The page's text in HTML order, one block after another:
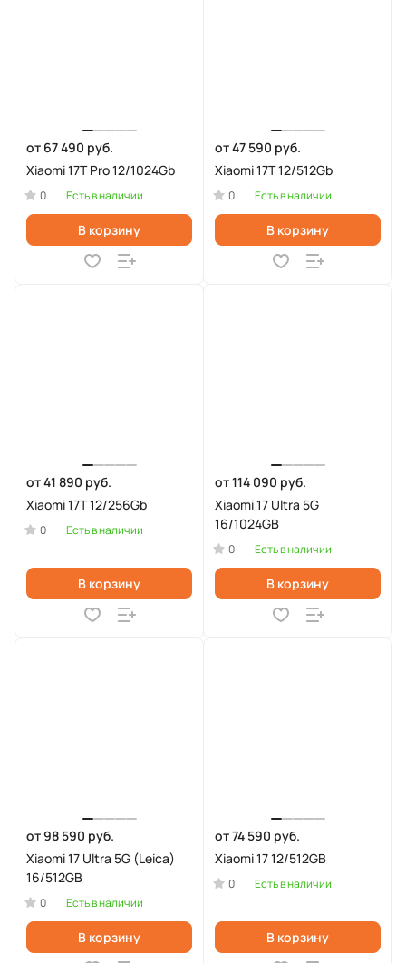
от 67 490 руб.
Xiaomi 17T Pro 12/1024Gb
0 Есть в наличии
В корзину
от 47 590 руб.
Xiaomi 17T 12/512Gb
0 Есть в наличии
В корзину
от 41 890 руб.
Xiaomi 17T 12/256Gb
0 Есть в наличии
В корзину
от 114 090 руб.
Xiaomi 17 Ultra 5G
16/1024GB
0 Есть в наличии
В корзину
от 98 590 руб.
Xiaomi 17 Ultra 5G (Leica)
16/512GB
0 Есть в наличии
В корзину
от 74 590 руб.
Xiaomi 17 12/512GB
0 Есть в наличии
В корзину